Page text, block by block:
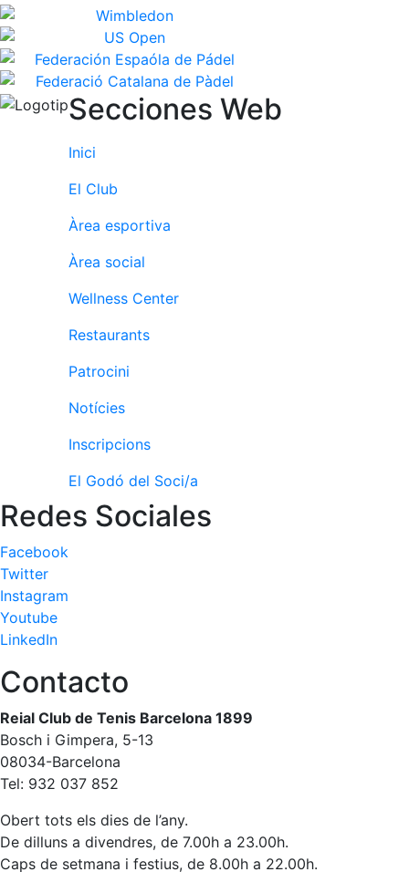
Secciones Web
Inici
El Club
Àrea esportiva
Àrea social
Wellness Center
Restaurants
Patrocini
Notícies
Inscripcions
El Godó del Soci/a
Redes Sociales
Facebook
Twitter
Instagram
Youtube
LinkedIn
Contacto
Reial Club de Tenis Barcelona 1899
Bosch i Gimpera, 5-13
08034-Barcelona
Tel: 932 037 852
Obert tots els dies de l’any.
De dilluns a divendres, de 7.00h a 23.00h.
Caps de setmana i festius, de 8.00h a 22.00h.